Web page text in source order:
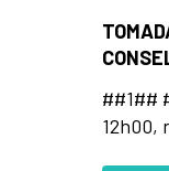
##1##
12h00,